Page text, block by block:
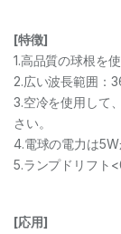
[特徴]
1.高品質の球根を
2.広い波長範囲：
3.空冷を使用して
さい。
4.電球の電力は5W
5.ランプドリフト
[応用]